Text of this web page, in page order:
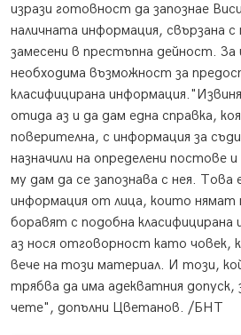
изрази готовност да запознае
наличната информация, свързана
замесени в престъпна дейност. За
необходима възможност за
класифицирана
отида аз и да дам една справка,
поверителна, с информация за
назначили на определени постове
му дам да се запознава с нея. Това
информация от лица, които нямат
боравят с подобна
аз нося отговорност като човек,
вече на този материал. И този,
трябва да има адекватния допуск,
чете", допълни Цветанов. /БНТ